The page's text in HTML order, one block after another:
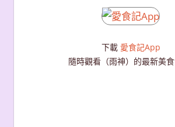
下載 愛食記App
隨時觀看（雨神）的最新美